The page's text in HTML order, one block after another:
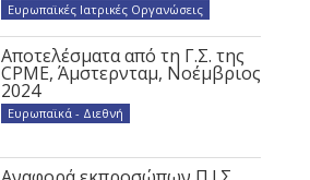
Ευρωπαϊκές Ιατρικές Οργανώσεις
Αποτελέσματα από τη Γ.Σ. της
CPME, Άμστερνταμ, Νοέμβριος
2024
Ευρωπαϊκά - Διεθνή